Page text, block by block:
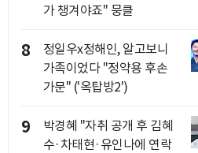
가 챙겨야죠" 뭉클
8
정일우x정해인, 알고보니
가족이었다 "정약용 후손
가문" ('옥탑방2')
9
박경혜 "자취 공개 후 김혜
수·차태현·유인나에 연락